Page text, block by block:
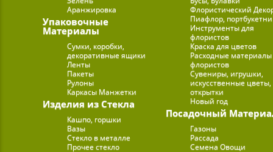
Аранжировка
Упаковочные
Материалы
Сумки, коробки,
декоративные ящики
Ленты
Пакеты
Рулоны
Каркасы Манжетки
Изделия из Стекла
Кашпо, горшки
Вазы
Стекло в металле
Прочее стекло
Флористический
Пиафлор,
Инструменты для
флористов
Краска для цветов
Расходные
флористов
Сувениры, игрушки,
искусственные цветы,
открытки
Новый год
Посадочный
Газоны
Рассада
Семена Овощи